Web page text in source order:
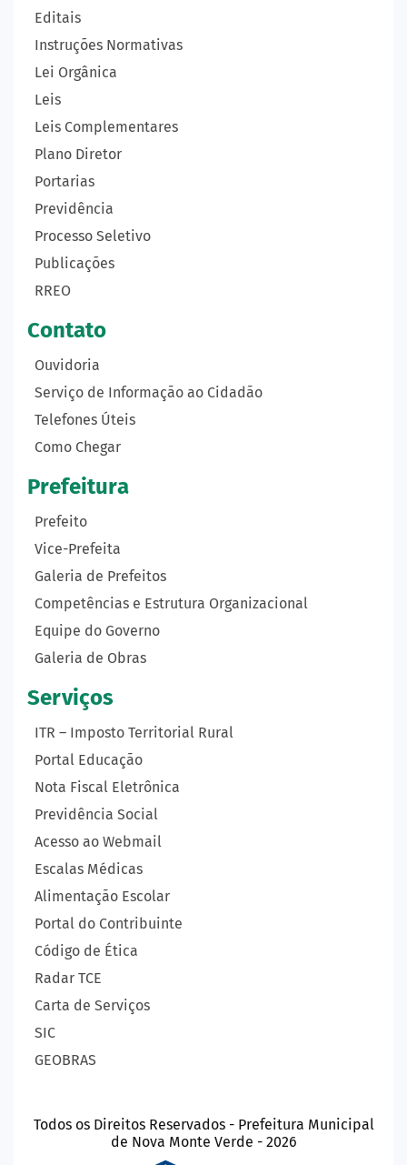
Editais
Instruções Normativas
Lei Orgânica
Leis
Leis Complementares
Plano Diretor
Portarias
Previdência
Processo Seletivo
Publicações
RREO
Contato
Ouvidoria
Serviço de Informação ao Cidadão
Telefones Úteis
Como Chegar
Prefeitura
Prefeito
Vice-Prefeita
Galeria de Prefeitos
Competências e Estrutura Organizacional
Equipe do Governo
Galeria de Obras
Serviços
ITR – Imposto Territorial Rural
Portal Educação
Nota Fiscal Eletrônica
Previdência Social
Acesso ao Webmail
Escalas Médicas
Alimentação Escolar
Portal do Contribuinte
Código de Ética
Radar TCE
Carta de Serviços
SIC
GEOBRAS
Todos os Direitos Reservados - Prefeitura Municipal
de Nova Monte Verde - 2026